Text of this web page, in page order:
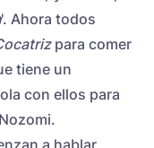
'. Ahora todos
para comer
tiene un
con ellos para